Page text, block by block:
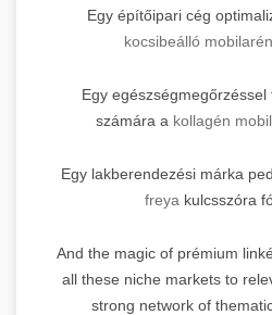
Egy építőipari cég
kocsibeálló
Egy
számára a kollagén
Egy lakberendezési márka
freya kulcsszóra
And the magic of prémium
all these niche markets to
strong network of